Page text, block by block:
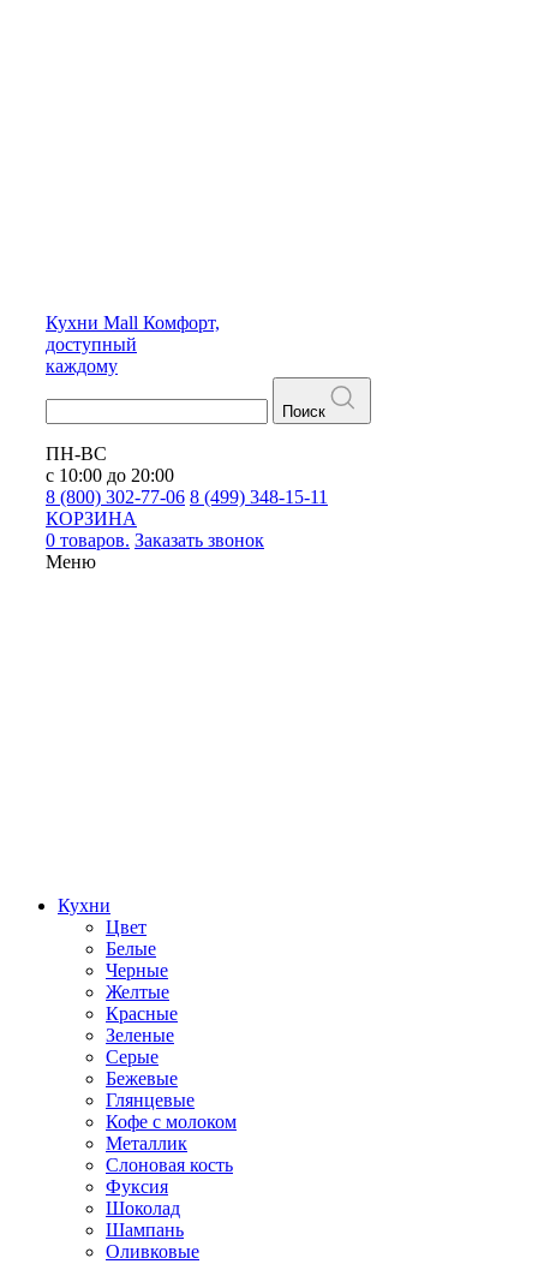
Кухни Mall Комфорт,
доступный
каждому
Поиск
ПН-ВС
с 10:00 до 20:00
8 (800) 302-77-06 8 (499) 348-15-11
КОРЗИНА
0 товаров. Заказать звонок
Меню
Кухни
Цвет
Белые
Черные
Желтые
Красные
Зеленые
Серые
Бежевые
Глянцевые
Кофе с молоком
Металлик
Слоновая кость
Фуксия
Шоколад
Шампань
Оливковые